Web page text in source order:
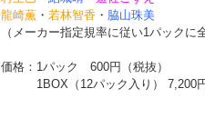
龍崎薫 ・ 若林智香 ・ 脇山珠美
（メーカー指定規率に従い1パックに
価格：1パック 600円（税抜）
1BOX（12パック入り） 7,200円